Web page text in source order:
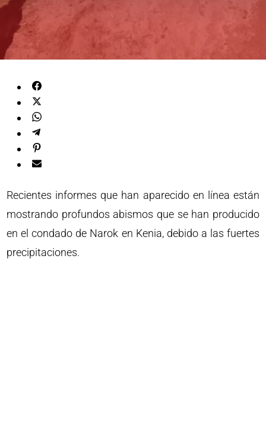
Recientes informes que han aparecido en línea están
mostrando profundos abismos que se han producido
en el condado de Narok en Kenia, debido a las fuertes
precipitaciones.